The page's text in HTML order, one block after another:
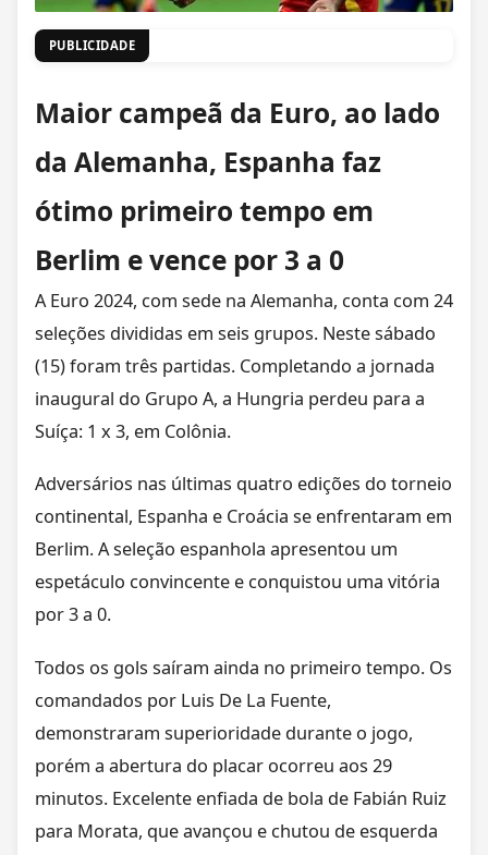
PUBLICIDADE
Maior campeã da Euro, ao lado
da Alemanha, Espanha faz
ótimo primeiro tempo em
Berlim e vence por 3 a 0
A Euro 2024, com sede na Alemanha, conta com 24
seleções divididas em seis grupos. Neste sábado
(15) foram três partidas. Completando a jornada
inaugural do Grupo A, a Hungria perdeu para a
Suíça: 1 x 3, em Colônia.
Adversários nas últimas quatro edições do torneio
continental, Espanha e Croácia se enfrentaram em
Berlim. A seleção espanhola apresentou um
espetáculo convincente e conquistou uma vitória
por 3 a 0.
Todos os gols saíram ainda no primeiro tempo. Os
comandados por Luis De La Fuente,
demonstraram superioridade durante o jogo,
porém a abertura do placar ocorreu aos 29
minutos. Excelente enfiada de bola de Fabián Ruiz
para Morata, que avançou e chutou de esquerda